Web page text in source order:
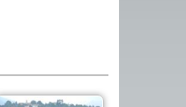
и особенностях